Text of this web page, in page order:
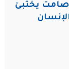
صامت يختبئ